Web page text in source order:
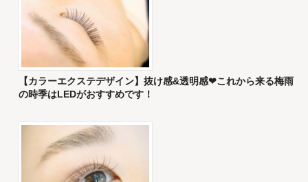
【カラーエクステデザイン】抜け感&透明感❤︎これから来る梅雨
の時季はLEDがおすすめです！